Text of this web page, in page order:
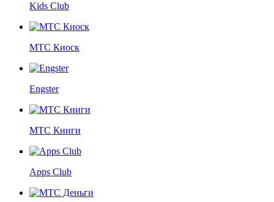
Kids Club
МТС Киоск
Engster
МТС Книги
Apps Club